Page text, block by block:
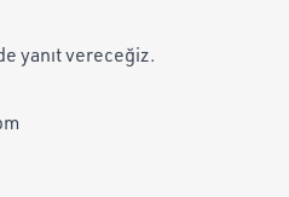
yanıt vereceğiz.